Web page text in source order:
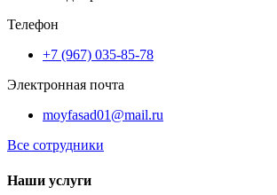
Телефон
+7 (967) 035-85-78
Электронная почта
moyfasad01@mail.ru
Все сотрудники
Наши услуги